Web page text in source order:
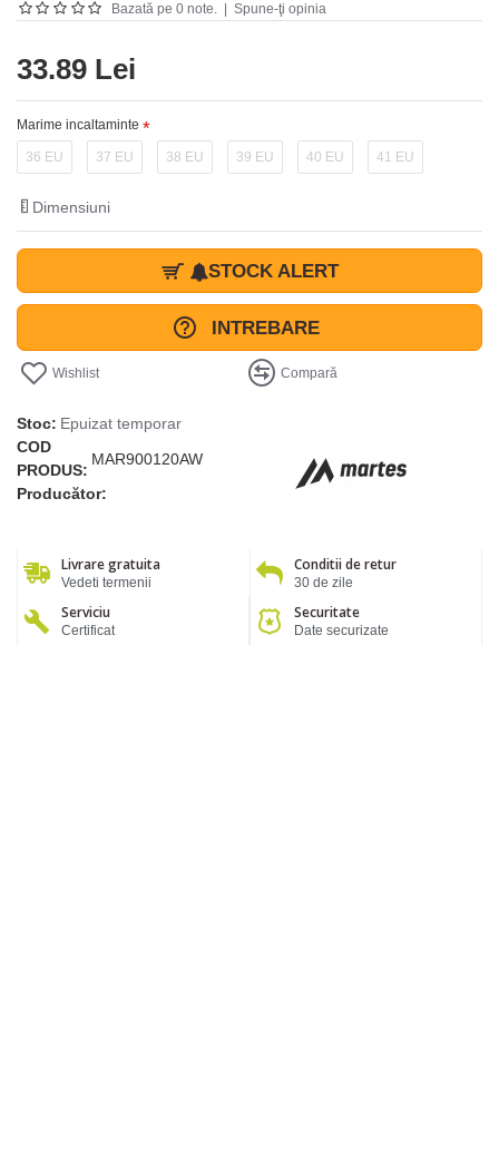
Bazată pe 0 note. Spune-ţi opinia
33.89 Lei
Marime incaltaminte
36 EU 37 EU 38 EU 39 EU 40 EU 41 EU
Dimensiuni
STOCK ALERT
INTREBARE
Wishlist Compară
Stoc: Epuizat temporar
COD
PRODUS:
MAR900120AW
Producător:
Livrare gratuita
Vedeti termenii
Conditii de retur
30 de zile
Serviciu
Certificat
Securitate
Date securizate